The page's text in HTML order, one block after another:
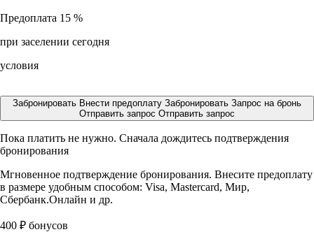
Предоплата 15 %
при заселении сегодня
условия
Забронировать Внести предоплату Забронировать Запрос на бронь
Отправить запрос Отправить запрос
Пока платить не нужно. Сначала дождитесь подтверждения
бронирования
Мгновенное подтверждение бронирования. Внесите предоплату
в размере удобным способом: Visa, Mastercard, Мир,
Сбербанк.Онлайн и др.
400 ₽ бонусов